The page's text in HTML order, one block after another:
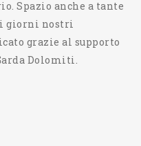
Spazio anche a tante
giorni nostri
grazie al supporto
Dolomiti.